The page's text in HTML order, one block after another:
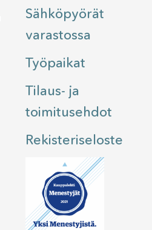
Sähköpyörät
varastossa
Työpaikat
Tilaus- ja
toimitusehdot
Rekisteriseloste